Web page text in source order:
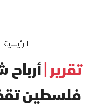
الرئيسية
تقرير |
فلسطين تقفر 74% في